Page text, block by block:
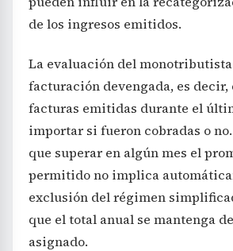
de los ingresos emitidos.
La evaluación del monotributista
facturación devengada, es decir,
facturas emitidas durante el
importar si fueron cobradas o
que superar en algún mes el
permitido no implica
exclusión del régimen
que el total anual se mantenga
asignado.